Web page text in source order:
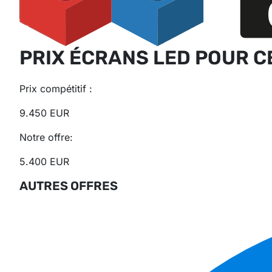
PRIX ÉCRANS LED POUR
Prix ​​compétitif :
9.450 EUR
Notre offre:
5.400 EUR
AUTRES OFFRES